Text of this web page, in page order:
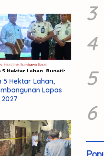
5 Hektar Lahan,
Lapas
3
4
5
6